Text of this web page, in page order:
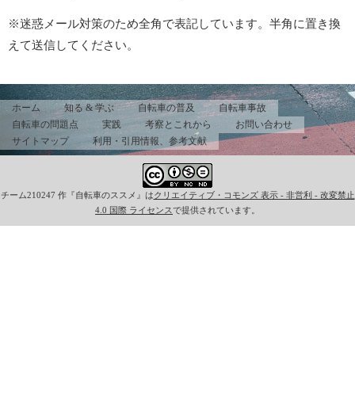
※迷惑メール対策のため全角で表記しています。半角に置き換
えて送信してください。
ホーム 知る & 学ぶ 自転車の普及
自転車事故
自転車の問題点
実践 考察とこれから
お問い合わせ
サイトマップ
利用・引用情報、参考文献
チーム210247 作『自転車のススメ 』はクリエイティブ・コモンズ 表示 - 非営利 - 改変禁止
4.0 国際 ライセンスで提供されています。